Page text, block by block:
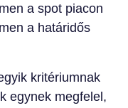
a spot piacon
a határidős
kritériumnak
egynek megfelel,